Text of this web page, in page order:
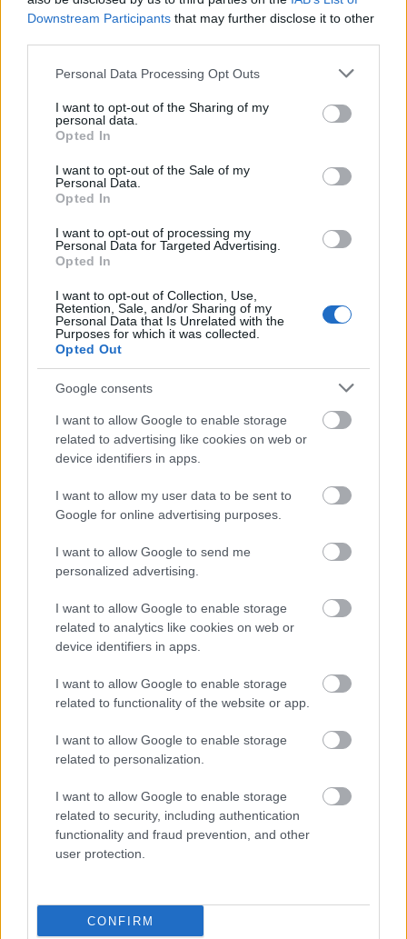
Downstream Participants that may further disclose it to other
Please note that this website/app uses one or more Google
not limited to your visit or usage behaviour. You may click to
grant or deny consent to Google and its third-party tags to
use your data for below specified purposes in below Google
consent section.
Personal Data Processing Opt Outs
I want to opt-out of the Sharing of my
personal data.
Opted In
I want to opt-out of the Sale of my
Personal Data.
Opted In
I want to opt-out of processing my
Personal Data for Targeted Advertising.
Opted In
I want to opt-out of Collection, Use,
Retention, Sale, and/or Sharing of my
Personal Data that Is Unrelated with the
Purposes for which it was collected.
Opted Out
Google consents
I want to allow Google to enable storage
related to advertising like cookies on web or
device identifiers in apps.
I want to allow my user data to be sent to
Google for online advertising purposes.
I want to allow Google to send me
personalized advertising.
I want to allow Google to enable storage
related to analytics like cookies on web or
device identifiers in apps.
I want to allow Google to enable storage
related to functionality of the website or app.
I want to allow Google to enable storage
related to personalization.
I want to allow Google to enable storage
related to security, including authentication
functionality and fraud prevention, and other
user protection.
CONFIRM
Itt az ÉVOSZ megoldása a hőhullámok és az
energiakrízis kezelésére
MAGYAR ÉPÍTŐK
paksi atomerőmű Paks II Paks II. Atomerőmű Zrt.
Paks II.: Mit jelent az 5. blokk új mérföldköve a
felülvizsgálat árnyékában?
Megkezdődött az 5. blokk reaktorépületének alaplemez-
hogy a megváltozott gazdasági és geopolitikai környezetben
milyen feltételek mellett érdemes továbbvinni Magyarország
egyik legnagyobb beruházását.
Elkészült a Liszt Ferenc repülőtér
közelében lévő logisztikai bázis út- és
közműhálózatának fejlesztése
Látlelet a hazai víziközművekről?
Egyetlen, fél évszázados vezetéken
múlt Bicske vízellátása
Mohács a csata ötszázadik
évfordulójára